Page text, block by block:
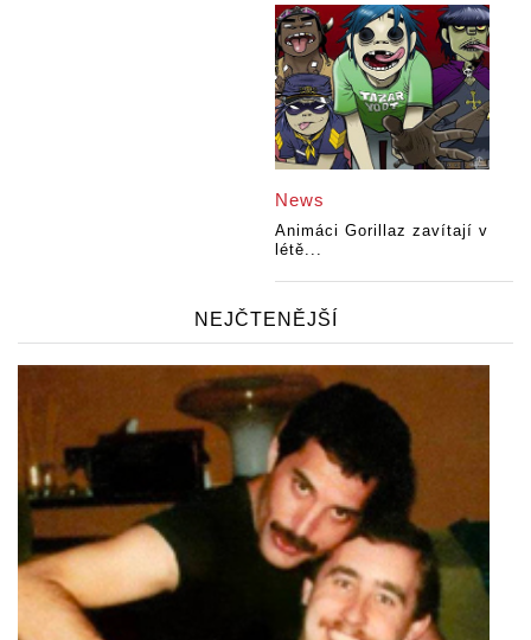
News
Animáci Gorillaz zavítají v
létě...
NEJČTENĚJŠÍ